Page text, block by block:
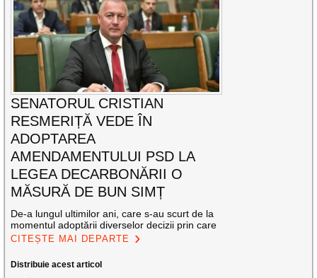
SENATORUL CRISTIAN
RESMERIȚĂ VEDE ÎN
ADOPTAREA
AMENDAMENTULUI PSD LA
LEGEA DECARBONĂRII O
MĂSURĂ DE BUN SIMȚ
De-a lungul ultimilor ani, care s-au scurt de la
momentul adoptării diverselor decizii prin care
CITEȘTE MAI DEPARTE
Distribuie acest articol